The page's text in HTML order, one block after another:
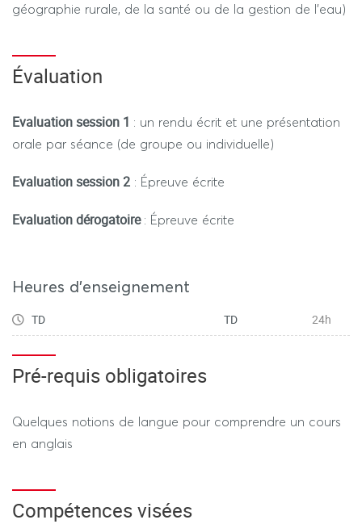
géographie rurale, de la santé ou de la gestion de l’eau)
Évaluation
Evaluation session 1 : un rendu écrit et une présentation
orale par séance (de groupe ou individuelle)
Evaluation session 2 : Épreuve écrite
Evaluation dérogatoire : Épreuve écrite
Heures d'enseignement
TD TD 24h
Pré-requis obligatoires
Quelques notions de langue pour comprendre un cours
en anglais
Compétences visées